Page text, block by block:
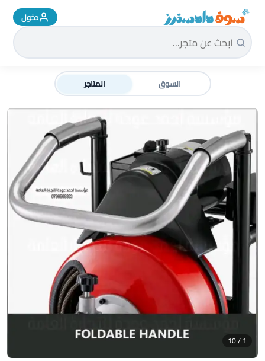
سوق دادسترز الرئيسية دخول
السوق المتاجر
1 / 10